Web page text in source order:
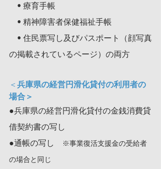
• 療育手帳
• 精神障害者保健福祉手帳
• 住民票写し及びパスポート（顔写真
の掲載されているページ）の両方
＜ 兵庫県の経営円滑化貸付の利用者の
場合＞
●兵庫県の経営円滑化貸付の金銭消費貸
借契約書の写し
●通帳の写し
※事業復活支援金の受給者
の場合と同じ